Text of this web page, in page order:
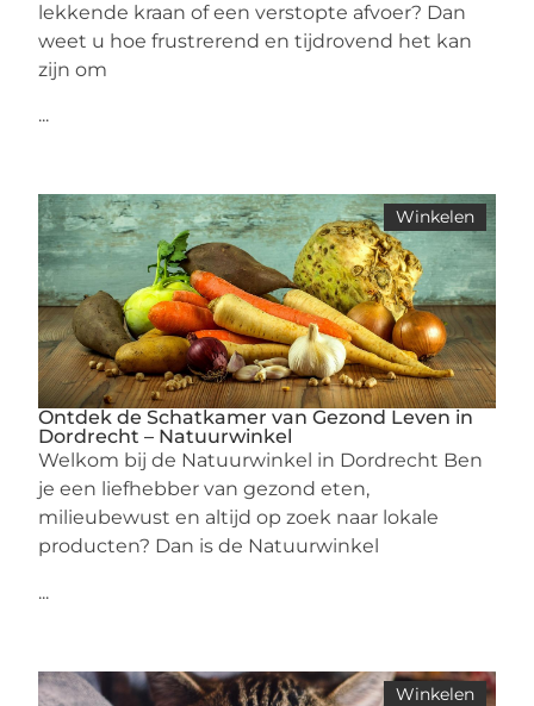
lekkende kraan of een verstopte afvoer? Dan
weet u hoe frustrerend en tijdrovend het kan
zijn om
...
Winkelen
Ontdek de Schatkamer van Gezond Leven in
Dordrecht – Natuurwinkel
Welkom bij de Natuurwinkel in Dordrecht Ben
je een liefhebber van gezond eten,
milieubewust en altijd op zoek naar lokale
producten? Dan is de Natuurwinkel
...
Winkelen